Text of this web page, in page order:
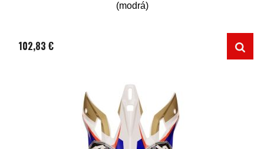
(modrá)
102,83 €